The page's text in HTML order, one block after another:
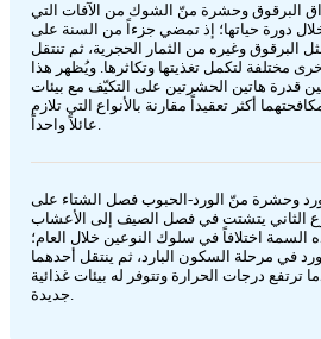
البرقوق وحشرة منّ الشوك من الآفات التي
دورة حياتها؛ إذ تمضي جزءاً من السنة على
البرقوق وغيره من الثمار الحجرية، ثم تنتقل
مختلفة لتكمل تغذيتها وتكاثرها. ويُظهر هذا
قدرة هاتين الحشرتين على التكيّف مع بيئات
أكثر تعقيداً مقارنة بالأنواع التي تلازم
عائلاً واحداً.
وحشرة منّ الورد-الحبوب فصل الشتاء على
الثاني يتشتت في فصل الصيف إلى الأعشاب
اختلافاً في سلوك النوعين خلال العام؛
في مرحلة السكون البارد، ثم ينتقل أحدهما
ترتفع درجات الحرارة وتتوفر له بيئات غذائية
جديدة.